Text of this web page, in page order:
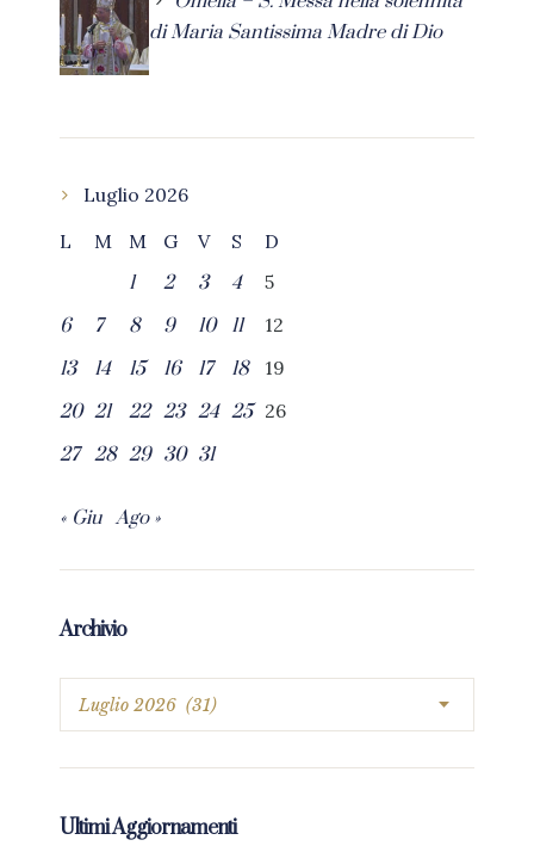
di Maria Santissima Madre di Dio
Luglio 2026
L
M M G V S
D
1
2 3 4
5
6
7 8 9 10 11
12
13
14 15 16 17 18
19
20 21 22 23 24 25 26
27 28 29 30 31
« Giu Ago »
Archivio
Ultimi Aggiornamenti